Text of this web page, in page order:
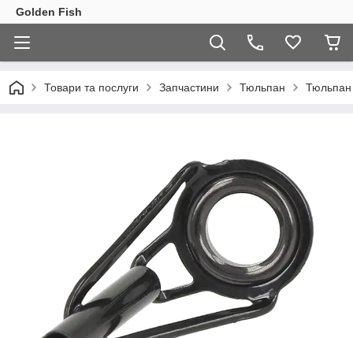
Golden Fish
Товари та послуги Запчастини Тюльпан